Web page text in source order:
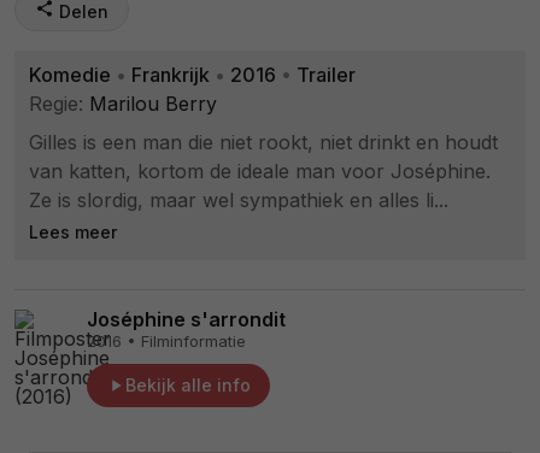
Delen
Komedie • Frankrijk • 2016 • Trailer
Regie: Marilou Berry
Gilles is een man die niet rookt, niet drinkt en houdt
van katten, kortom de ideale man voor Joséphine.
Ze is slordig, maar wel sympathiek en alles li...
Lees meer
Joséphine s'arrondit
2016 • Filminformatie
Bekijk alle info